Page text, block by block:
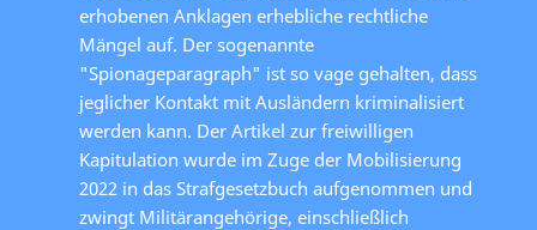
erhobenen Anklagen erhebliche rechtliche
Mängel auf. Der sogenannte
"Spionageparagraph" ist so vage gehalten, dass
jeglicher Kontakt mit Ausländern kriminalisiert
werden kann. Der Artikel zur freiwilligen
Kapitulation wurde im Zuge der Mobilisierung
2022 in das Strafgesetzbuch aufgenommen und
zwingt Militärangehörige, einschließlich